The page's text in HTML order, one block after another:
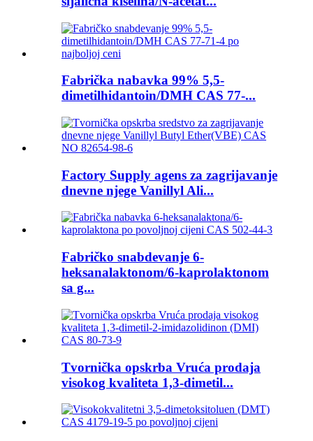
Fabrička nabavka 99% 5,5-
dimetilhidantoin/DMH CAS 77-...
Factory Supply agens za zagrijavanje
dnevne njege Vanillyl Ali...
Fabričko snabdevanje 6-
heksanalaktonom/6-kaprolaktonom
sa g...
Tvornička opskrba Vruća prodaja
visokog kvaliteta 1,3-dimetil...